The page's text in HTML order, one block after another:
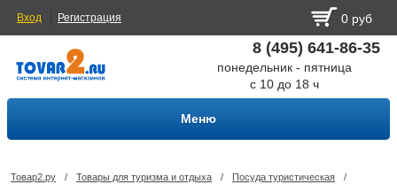
Вход Регистрация 0 руб
8 (495) 641-86-35
понедельник - пятница
с 10 до 18 ч
Меню
Товар2.ру / Товары для туризма и отдыха / Посуда туриcтическая /